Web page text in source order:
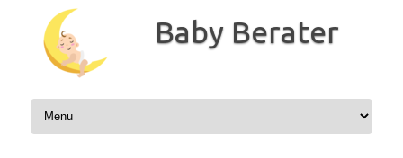
Inhalt
springen
Baby Berater